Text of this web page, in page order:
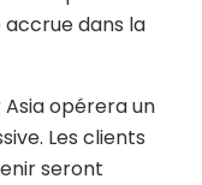
dans la
opérera un
Les clients
seront